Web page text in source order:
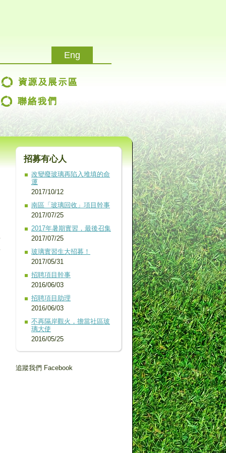
Eng
改變廢玻璃再陷入堆填的命
運
2017/10/12
南區「玻璃回收」項目幹事
2017/07/25
2017年暑期實習，最後召集
2017/07/25
玻璃實習生大招募！
2017/05/31
招聘項目幹事
2016/06/03
招聘項目助理
2016/06/03
不再隔岸觀火，擔當社區玻
璃大使
2016/05/25
追蹤我們 Facebook